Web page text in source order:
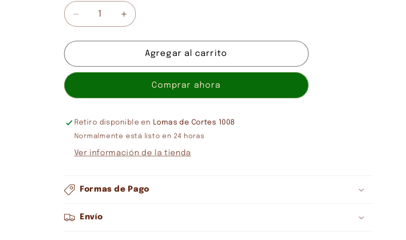
Reducir
cantidad
para
BELGIAN
BEERS
Aumentar
cantidad
para
BELGIAN
Agregar al carrito
Comprar ahora
Retiro disponible en Lomas de Cortes 1008
Normalmente está listo en 24 horas
Ver información de la tienda
Formas de Pago
Envío